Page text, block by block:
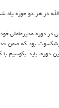
در هر دو حوزه یاد
در دوره مدیرعاملی
بود كه ضمن
دوره، باید بكوشیم